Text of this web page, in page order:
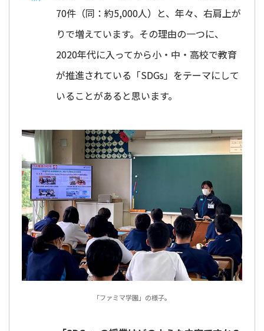
70件（同：約5,000人）と、年々、右肩上が
りで増えています。その理由の一つに、
2020年代に入ってから小・中・高校で教育
が推進されている「SDGs」をテーマにして
いることがあると思います。
「ファミマ学園」の様子。